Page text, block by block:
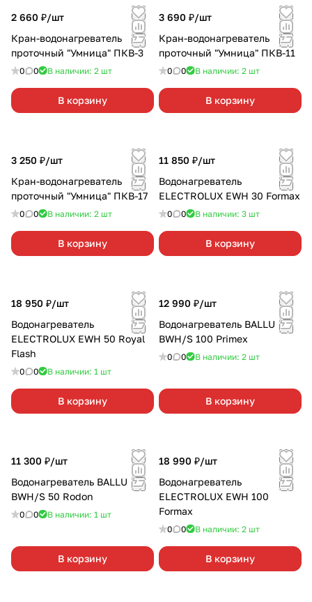
2 660 ₽/шт
Кран-водонагреватель
проточный "Умница" ПКВ-3
0 0 В наличии: 2 шт
В корзину
3 690 ₽/шт
Кран-водонагреватель
проточный "Умница" ПКВ-11
0 0 В наличии: 2 шт
В корзину
3 250 ₽/шт
Кран-водонагреватель
проточный "Умница" ПКВ-17
0 0 В наличии: 2 шт
В корзину
11 850 ₽/шт
Водонагреватель
ELECTROLUX EWH 30 Formax
0 0 В наличии: 3 шт
В корзину
18 950 ₽/шт
Водонагреватель
ELECTROLUX EWH 50 Royal
Flash
0 0 В наличии: 1 шт
В корзину
12 990 ₽/шт
Водонагреватель BALLU
BWH/S 100 Primex
0 0 В наличии: 2 шт
В корзину
11 300 ₽/шт
Водонагреватель BALLU
BWH/S 50 Rodon
0 0 В наличии: 1 шт
В корзину
18 990 ₽/шт
Водонагреватель
ELECTROLUX EWH 100
Formax
0 0 В наличии: 2 шт
В корзину